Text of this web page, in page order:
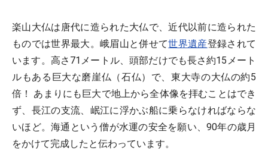
楽山大仏は唐代に造られた大仏で、近代以前に造られた
ものでは世界最大。峨眉山と併せて世界遺産登録されて
います。高さ71メートル、頭部だけでも長さ約15メート
ルもある巨大な磨崖仏（石仏）で、東大寺の大仏の約5
倍！ あまりにも巨大で地上から全体像を拝むことはでき
ず、長江の支流、岷江に浮かぶ船に乗らなければならな
いほど。海通という僧が水運の安全を願い、90年の歳月
をかけて完成したと伝わっています。